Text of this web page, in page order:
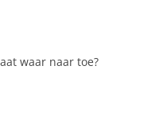
waar naar toe?